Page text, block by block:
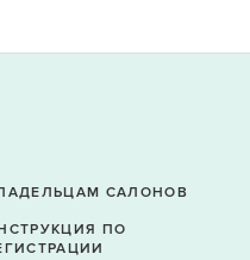
САЛОНОВ
ПО